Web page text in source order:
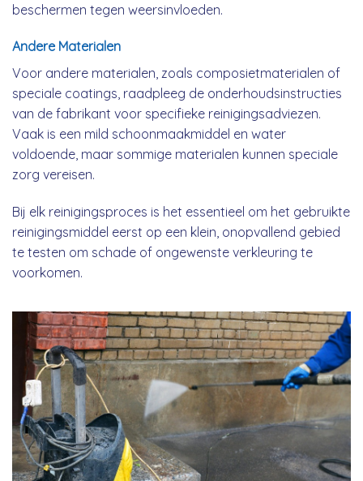
beschermen tegen weersinvloeden.
Andere Materialen
Voor andere materialen, zoals composietmaterialen of
speciale coatings, raadpleeg de onderhoudsinstructies
van de fabrikant voor specifieke reinigingsadviezen.
Vaak is een mild schoonmaakmiddel en water
voldoende, maar sommige materialen kunnen speciale
zorg vereisen.
Bij elk reinigingsproces is het essentieel om het gebruikte
reinigingsmiddel eerst op een klein, onopvallend gebied
te testen om schade of ongewenste verkleuring te
voorkomen.